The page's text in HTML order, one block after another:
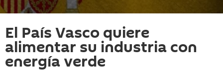
El País Vasco quiere
alimentar su industria con
energía verde